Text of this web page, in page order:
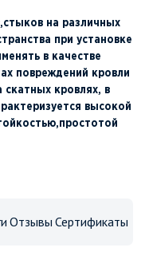
на различных
при установке
в качестве
повреждений кровли
скатных кровлях, в
высокой
Отзывы Сертификаты